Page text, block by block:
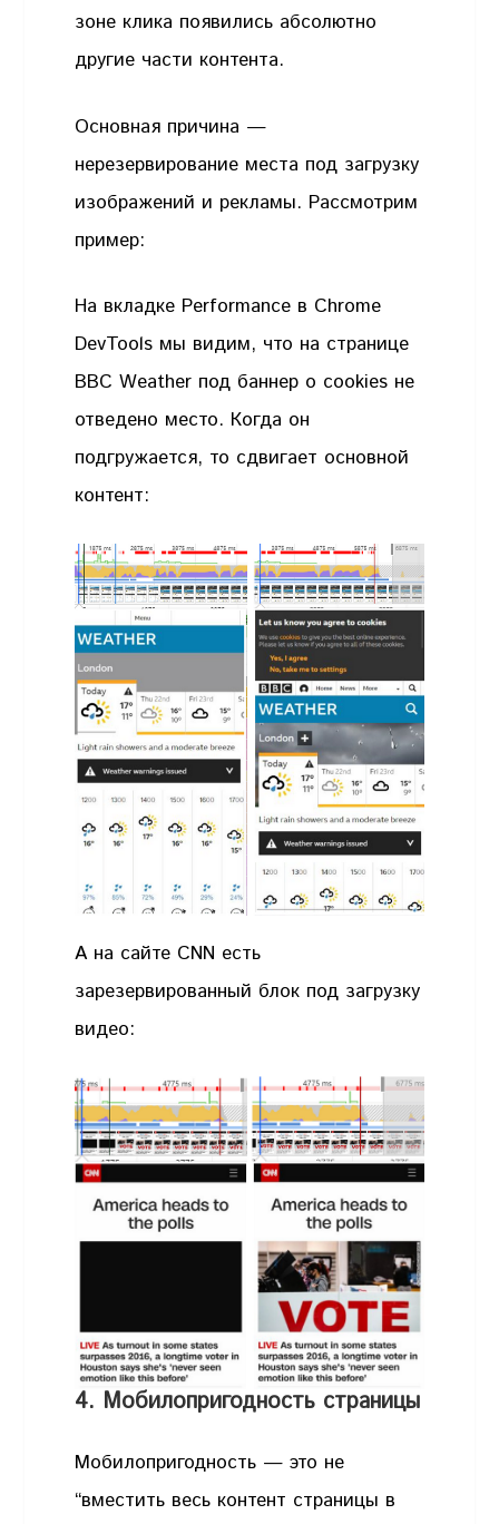
зоне клика появились абсолютно
другие части контента.
Основная причина —
нерезервирование места под загрузку
изображений и рекламы. Рассмотрим
пример:
На вкладке Performance в Chrome
DevTools мы видим, что на странице
BBC Weather под баннер о cookies не
отведено место. Когда он
подгружается, то сдвигает основной
контент:
А на сайте CNN есть
зарезервированный блок под загрузку
видео:
4. Мобилопригодность страницы
Мобилопригодность — это не
“вместить весь контент страницы в